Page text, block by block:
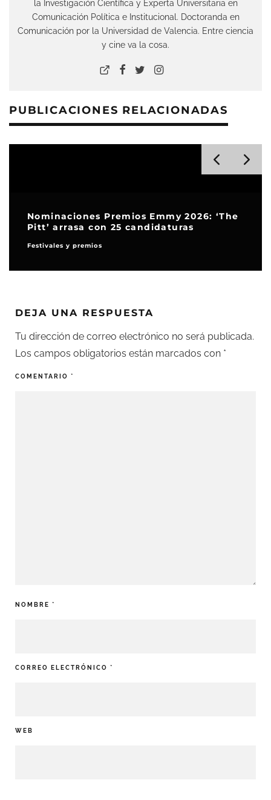
la Investigación Científica y Experta Universitaria en
Comunicación Política e Institucional. Doctoranda en
Comunicación por la Universidad de Valencia. Entre ciencia
y cine va la cosa.
PUBLICACIONES RELACIONADAS
Premios Emmy 2026: ‘The
arrasa con 25 candidaturas
y premios
DEJA UNA RESPUESTA
Tu dirección de correo electrónico no será publicada.
Los campos obligatorios están marcados con *
COMENTARIO *
NOMBRE *
CORREO ELECTRÓNICO *
WEB